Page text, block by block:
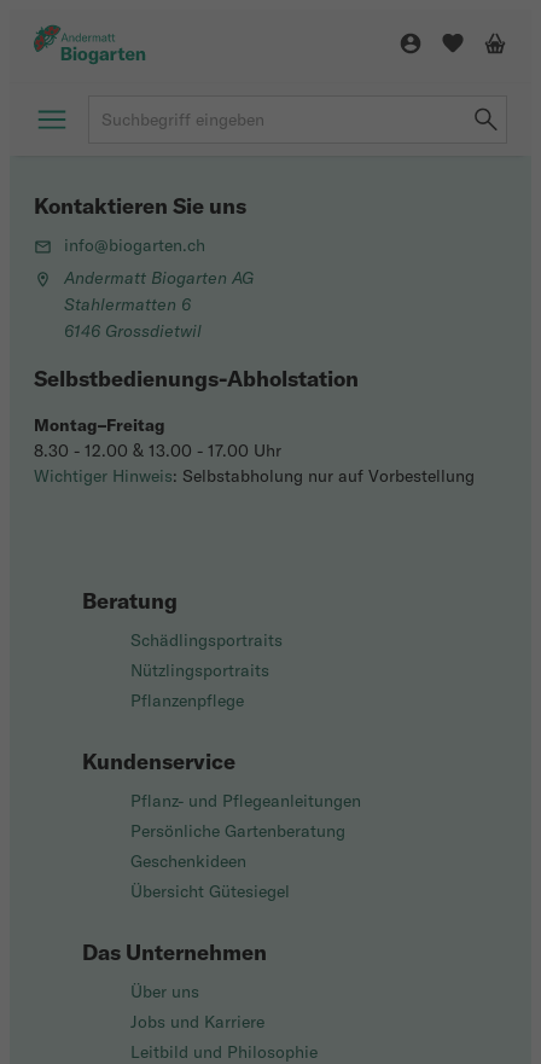
Beratung
Schädlingsportraits
Nützlingsportraits
Pflanzenpflege
Kundenservice
Pflanz- und Pflegeanleitungen
Persönliche Gartenberatung
Geschenkideen
Übersicht Gütesiegel
Das Unternehmen
Über uns
Jobs und Karriere
Leitbild und Philosophie
Kontaktieren Sie uns
info@biogarten.ch
Andermatt Biogarten AG
Stahlermatten 6
6146 Grossdietwil
Selbstbedienungs-Abholstation
Montag–Freitag
8.30 - 12.00 & 13.00 - 17.00 Uhr
Wichtiger Hinweis: Selbstabholung nur auf Vorbestellung